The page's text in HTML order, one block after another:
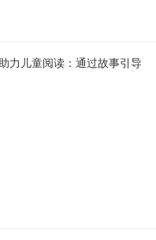
力儿童阅读：通过故事引导